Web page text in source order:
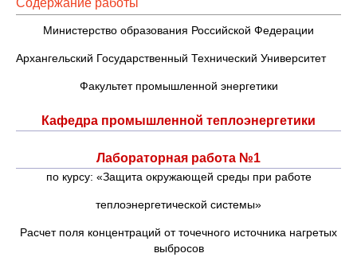
Содержание работы
Министерство образования Российской Федерации
Архангельский Государственный Технический Университет
Факультет промышленной энергетики
Кафедра промышленной теплоэнергетики
Лабораторная работа №1
по курсу: «Защита окружающей среды при работе
теплоэнергетической системы»
Расчет поля концентраций от точечного источника нагретых
выбросов